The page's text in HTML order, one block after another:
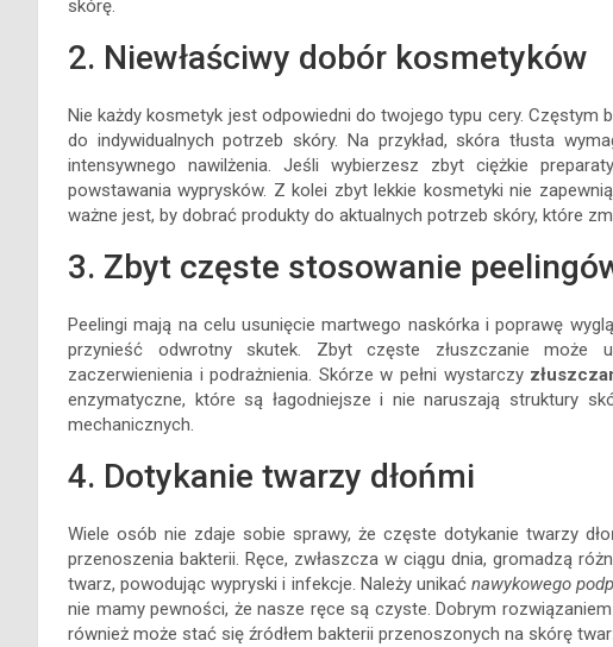
skórę.
2. Niewłaściwy dobór kosmetyków
Nie każdy kosmetyk jest odpowiedni do twojego typu cery. Częstym
do indywidualnych potrzeb skóry. Na przykład, skóra tłusta
intensywnego nawilżenia. Jeśli wybierzesz zbyt ciężkie
powstawania wyprysków. Z kolei zbyt lekkie kosmetyki nie
ważne jest, by dobrać produkty do aktualnych potrzeb skóry, które
3. Zbyt częste stosowanie
Peelingi mają na celu usunięcie martwego naskórka i poprawę
przynieść odwrotny skutek. Zbyt częste złuszczanie może
zaczerwienienia i podrażnienia. Skórze w pełni wystarczy
enzymatyczne, które są łagodniejsze i nie naruszają struktury
mechanicznych.
4. Dotykanie twarzy dłońmi
Wiele osób nie zdaje sobie sprawy, że częste dotykanie twarzy
przenoszenia bakterii. Ręce, zwłaszcza w ciągu dnia, gromadzą
twarz, powodując wypryski i infekcje. Należy unikaćnawykowego
nie mamy pewności, że nasze ręce są czyste. Dobrym
również może stać się źródłem bakterii przenoszonych na skórę